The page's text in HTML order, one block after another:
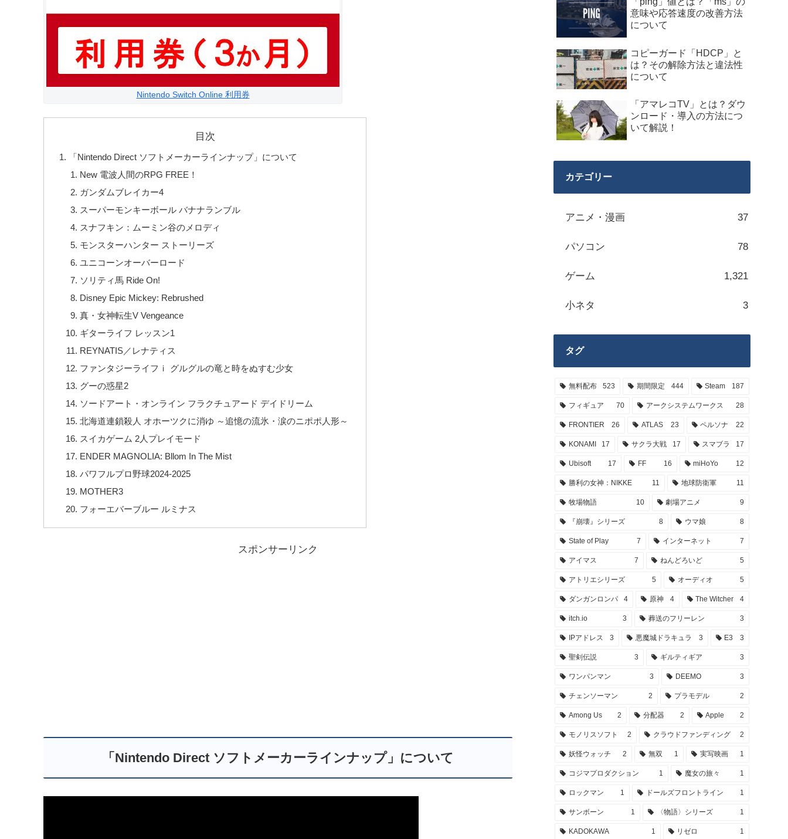
Nintendo Switch Online 利用券
目次
「Nintendo Direct ソフトメーカーラインナップ」について
New 電波人間のRPG FREE！
ガンダムブレイカー4
スーパーモンキーボール バナナランブル
スナフキン：ムーミン谷のメロディ
モンスターハンター ストーリーズ
ユニコーンオーバーロード
ソリティ馬 Ride On!
Disney Epic Mickey: Rebrushed
真・女神転生V Vengeance
ギターライフ レッスン1
REYNATIS／レナティス
ファンタジーライフｉ グルグルの竜と時をぬすむ少女
グーの惑星2
ソードアート・オンライン フラクチュアード デイドリーム
北海道連鎖殺人 オホーツクに消ゆ ～追憶の流氷・涙のニポポ人形～
スイカゲーム 2人プレイモード
ENDER MAGNOLIA: Bllom In The Mist
パワフルプロ野球2024-2025
MOTHER3
フォーエバーブルー ルミナス
スポンサーリンク
「Nintendo Direct ソフトメーカーラインナップ」について
意味や応答速度の改善方法
について
コピーガード「HDCP」と
は？その解除方法と違法性
について
「アマレコTV」とは？ダウ
ンロード・導入の方法につ
いて解説！
カテゴリー
アニメ・漫画 37
パソコン 78
ゲーム 1,321
小ネタ 3
タグ
無料配布 523 期間限定 444 Steam 187
フィギュア 70 アークシステムワークス 28
FRONTIER 26 ATLAS 23 ペルソナ 22
KONAMI 17 サクラ大戦 17 スマブラ 17
Ubisoft 17 FF 16 miHoYo 12
勝利の女神：NIKKE 11 地球防衛軍 11
牧場物語 10 劇場アニメ 9
『崩壊』シリーズ 8 ウマ娘 8
State of Play 7 インターネット 7
アイマス 7 ねんどろいど 5
アトリエシリーズ 5 オーディオ 5
ダンガンロンパ 4 原神 4 The Witcher 4
itch.io 3 葬送のフリーレン 3
IPアドレス 3 悪魔城ドラキュラ 3 E3 3
聖剣伝説 3 ギルティギア 3
ワンパンマン 3 DEEMO 3
チェンソーマン 2 プラモデル 2
Among Us 2 分配器 2 Apple 2
モノリスソフト 2 クラウドファンディング 2
妖怪ウォッチ 2 無双 1 実写映画 1
コジマプロダクション 1 魔女の旅々 1
ロックマン 1 ドールズフロントライン 1
サンボーン 1 〈物語〉シリーズ 1
KADOKAWA 1 リゼロ 1